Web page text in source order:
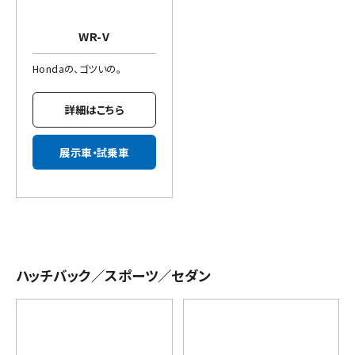
WR-V
Hondaの、ゴツいの。
詳細はこちら
展示車・試乗車
ハッチバック／スポーツ／セダン